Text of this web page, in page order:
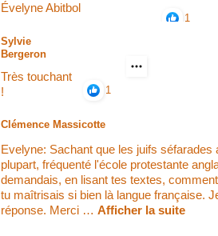
Évelyne Abitbol
1
Sylvie
Bergeron
Très touchant
!
1
Clémence Massicotte
Evelyne: Sachant que les juifs séfarades
plupart, fréquenté l'école protestante
demandais, en lisant tes textes,
tu maîtrisais si bien là langue française.
réponse. Merci … Afficher la suite